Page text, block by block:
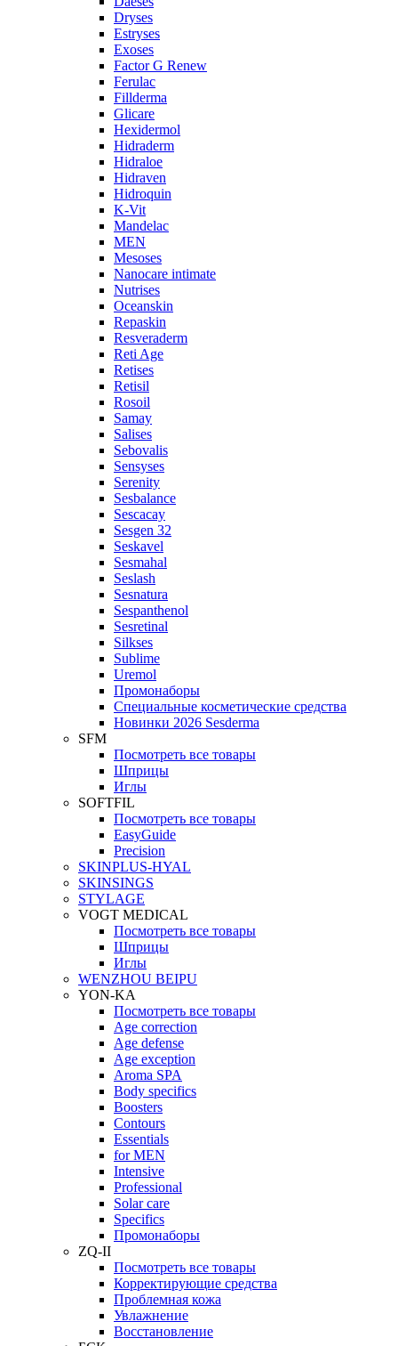
Dryses
Estryses
Exoses
Factor G Renew
Ferulac
Fillderma
Glicare
Hexidermol
Hidraderm
Hidraloe
Hidraven
Hidroquin
K-Vit
Mandelac
MEN
Mesoses
Nanocare intimate
Nutrises
Oceanskin
Repaskin
Resveraderm
Reti Age
Retises
Retisil
Rosoil
Samay
Salises
Sebovalis
Sensyses
Serenity
Sesbalance
Sescacay
Sesgen 32
Seskavel
Sesmahal
Seslash
Sesnatura
Sespanthenol
Sesretinal
Silkses
Sublime
Uremol
Промонаборы
Специальные косметические средства
Новинки 2026 Sesderma
SFM
Посмотреть все товары
Шприцы
Иглы
SOFTFIL
Посмотреть все товары
EasyGuide
Precision
SKINPLUS-HYAL
SKINSINGS
STYLAGE
VOGT MEDICAL
Посмотреть все товары
Шприцы
Иглы
WENZHOU BEIPU
YON-KA
Посмотреть все товары
Age correction
Age defense
Age exception
Aroma SPA
Body specifics
Boosters
Contours
Essentials
for MEN
Intensive
Professional
Solar care
Specifics
Промонаборы
ZQ-II
Посмотреть все товары
Корректирующие средства
Проблемная кожа
Увлажнение
Восстановление